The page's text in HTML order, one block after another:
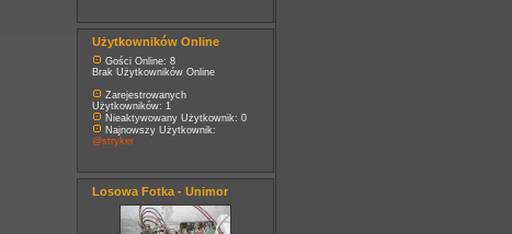
Użytkowników Online
Gości Online: 8
Brak Użytkowników Online
Zarejestrowanych
Użytkowników: 1
Nieaktywowany Użytkownik: 0
Najnowszy Użytkownik:
@stryker
Losowa Fotka - Unimor